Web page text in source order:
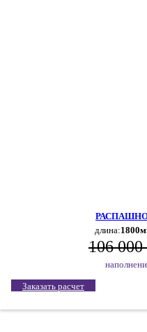
длина:
106 000
Заказать расчет